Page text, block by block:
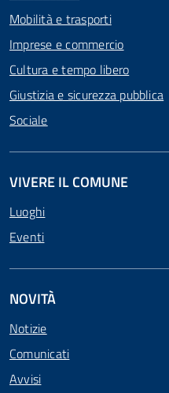
Mobilità e trasporti
Imprese e commercio
Cultura e tempo libero
Giustizia e sicurezza pubblica
Sociale
VIVERE IL COMUNE
Luoghi
Eventi
NOVITÀ
Notizie
Comunicati
Avvisi